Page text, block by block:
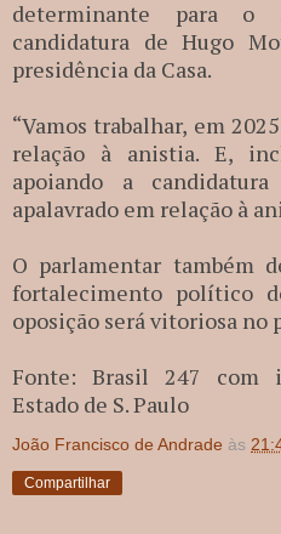
determinante para o
candidatura de Hugo
presidência da Casa.
“Vamos trabalhar, em
relação à anistia. E,
apoiando a
apalavrado em relação à
O parlamentar também
fortalecimento político
oposição será vitoriosa no
Fonte: Brasil 247 com
Estado de S. Paulo
João Francisco de Andrade às
Compartilhar